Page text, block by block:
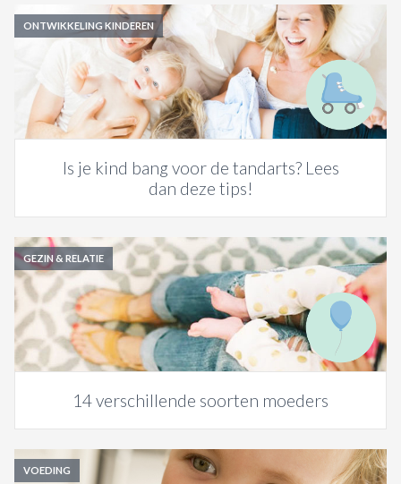
ONTWIKKELING KINDEREN
Is je kind bang voor de tandarts? Lees
dan deze tips!
GEZIN & RELATIE
14 verschillende soorten moeders
VOEDING